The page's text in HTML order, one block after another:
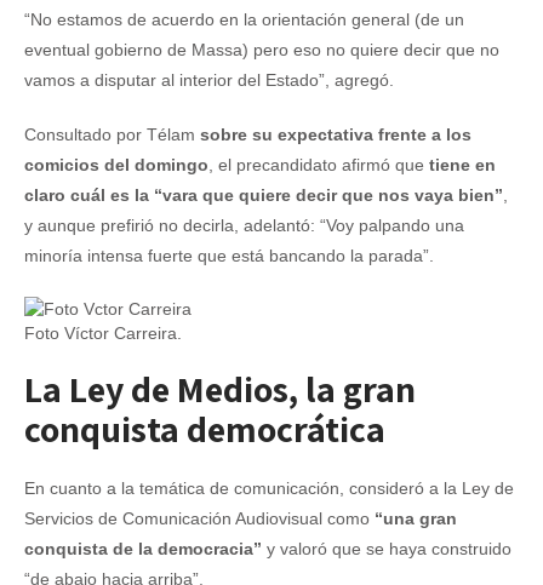
“No estamos de acuerdo en la orientación general (de un
eventual gobierno de Massa) pero eso no quiere decir que no
vamos a disputar al interior del Estado”, agregó.
Consultado por Télam sobre su expectativa frente a los
comicios del domingo , el precandidato afirmó que tiene en
claro cuál es la “vara que quiere decir que nos vaya bien”
y aunque prefirió no decirla, adelantó: “Voy palpando una
minoría intensa fuerte que está bancando la parada”.
Foto Víctor Carreira.
La Ley de Medios, la gran
conquista democrática
En cuanto a la temática de comunicación, consideró a la Ley de
Servicios de Comunicación Audiovisual como “una gran
conquista de la democracia” y valoró que se haya construido
“de abajo hacia arriba”.